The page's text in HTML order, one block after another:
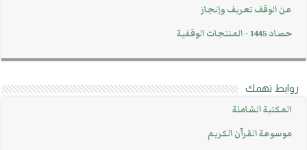
عن الوقف تعريف وإنجاز
حصاد 1445 - المنتجات الوقفية
روابط تهمك
المكتبة الشاملة
موسوعة القرآن الكريم